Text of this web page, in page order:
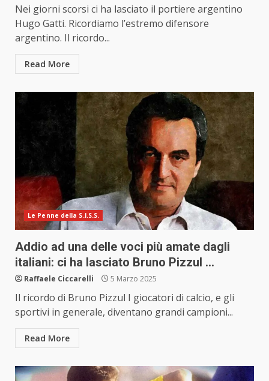
Nei giorni scorsi ci ha lasciato il portiere argentino
Hugo Gatti. Ricordiamo l’estremo difensore
argentino. Il ricordo...
Read More
Le Penne della S.I.S.S.
Addio ad una delle voci più amate dagli
italiani: ci ha lasciato Bruno Pizzul …
Raffaele Ciccarelli 5 Marzo 2025
Il ricordo di Bruno Pizzul I giocatori di calcio, e gli
sportivi in generale, diventano grandi campioni...
Read More